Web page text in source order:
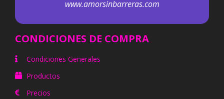
www.amorsinbarreras.com
CONDICIONES DE COMPRA
Condiciones Generales
Productos
Precios